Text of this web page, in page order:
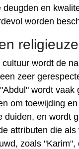
deugden en
worden
wordt de
zeer
wordt vaak
om toewijding
duiden, en wordt
attributen die als
zoals "Karim",